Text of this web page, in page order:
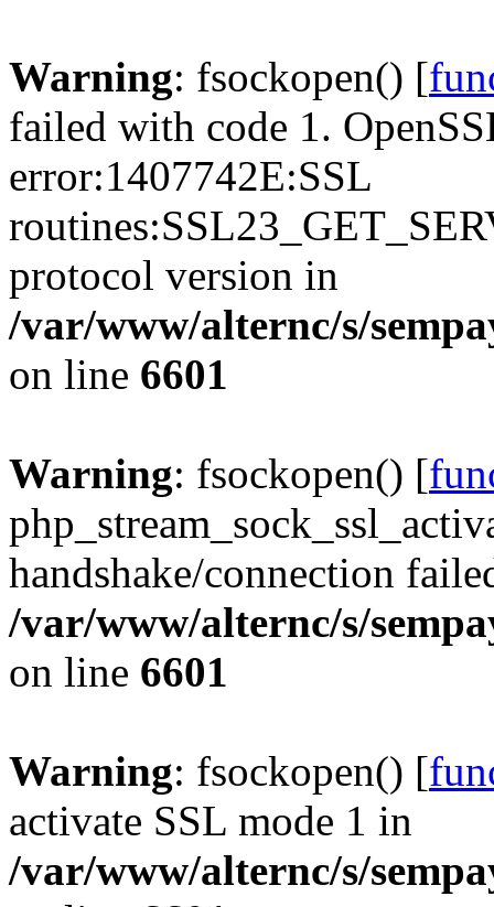
Warning: fsockopen() [
failed with code 1.
error:1407742E:SSL
protocol version in
/var/www/alternc/s/
on line 6601
Warning: fsockopen() [
handshake/connection
/var/www/alternc/s/
on line 6601
Warning: fsockopen() [
activate SSL mode 1 in
/var/www/alternc/s/